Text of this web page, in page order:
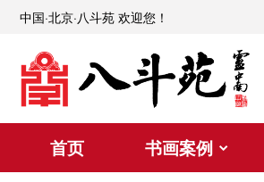
中国·北京·八斗苑 欢迎您！
首页 书画案例